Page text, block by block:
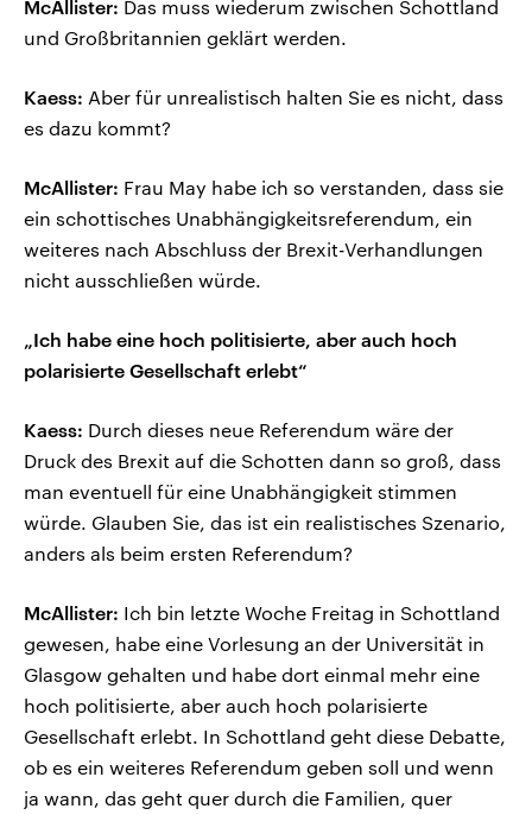
McAllister: Das muss wiederum zwischen Schottland
und Großbritannien geklärt werden.
Kaess: Aber für unrealistisch halten Sie es nicht, dass
es dazu kommt?
McAllister: Frau May habe ich so verstanden, dass sie
ein schottisches Unabhängigkeitsreferendum, ein
weiteres nach Abschluss der Brexit-Verhandlungen
nicht ausschließen würde.
„Ich habe eine hoch politisierte, aber auch hoch
polarisierte Gesellschaft erlebt“
Kaess: Durch dieses neue Referendum wäre der
Druck des Brexit auf die Schotten dann so groß, dass
man eventuell für eine Unabhängigkeit stimmen
würde. Glauben Sie, das ist ein realistisches Szenario,
anders als beim ersten Referendum?
McAllister: Ich bin letzte Woche Freitag in Schottland
gewesen, habe eine Vorlesung an der Universität in
Glasgow gehalten und habe dort einmal mehr eine
hoch politisierte, aber auch hoch polarisierte
Gesellschaft erlebt. In Schottland geht diese Debatte,
ob es ein weiteres Referendum geben soll und wenn
ja wann, das geht quer durch die Familien, quer